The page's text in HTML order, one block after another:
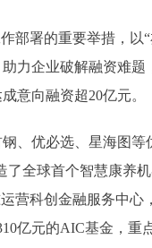
署的重要举措，以“
力企业破解融资难
意向融资超20亿元。
优必选、星海图等
全球首个智慧康养
营科创金融服务中心
亿元的AIC基金，重